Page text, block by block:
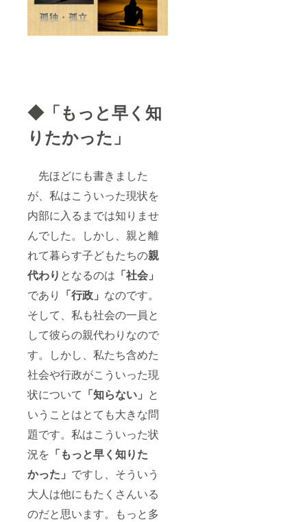
◆「もっと早く知
りたかった」
先ほどにも書きました
が、私はこういった現状を
内部に入るまでは知りませ
んでした。しかし、親と離
れて暮らす子どもたちの親
代わり となるのは 「社会」
であり 「行政」 なのです。
そして、私も社会の一員と
して彼らの親代わりなので
す。しかし、私たち含めた
社会や行政がこういった現
状について 「知らない」 と
いうことはとても大きな問
題です。私はこういった状
況を 「もっと早く知りた
かった」 ですし、そういう
大人は他にもたくさんいる
のだと思います。もっと多